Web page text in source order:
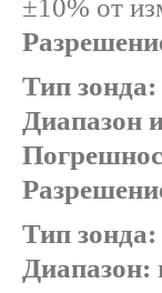
±10% от
Тип
Диапазон
Тип
Диапазон: